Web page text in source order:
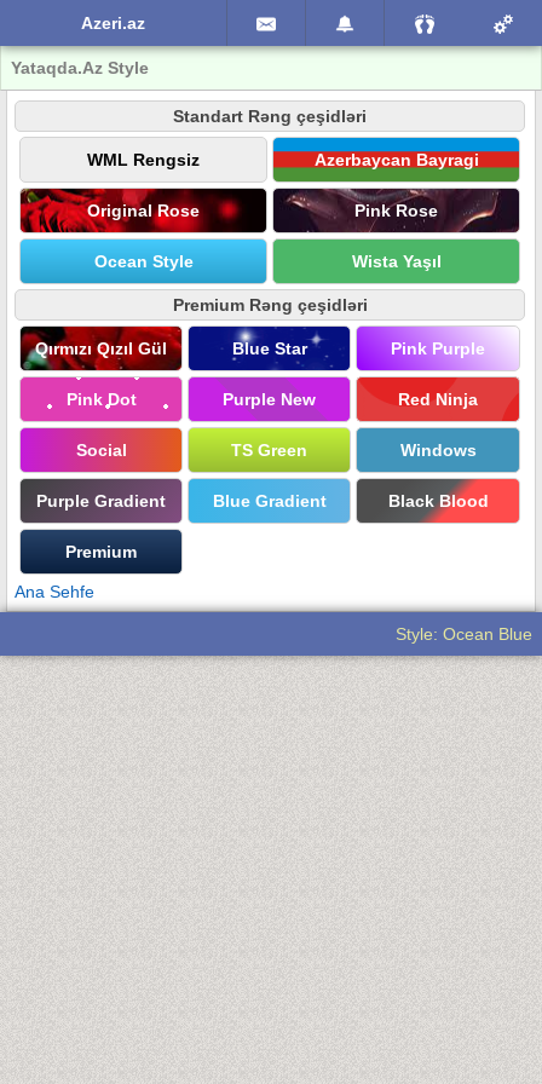
Azeri.az
Yataqda.Az Style
Standart Rəng çeşidləri
WML Rengsiz Azerbaycan Bayragi
Original Rose Pink Rose
Ocean Style Wista Yaşıl
Premium Rəng çeşidləri
Qırmızı Qızıl Gül Blue Star Pink Purple
Pink Dot Purple New Red Ninja
Social TS Green Windows
Purple Gradient Blue Gradient Black Blood
Premium
Ana Sehfe
Style: Ocean Blue